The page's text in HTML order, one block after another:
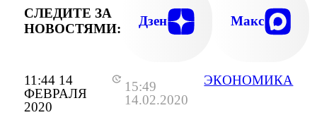
11:44 14
ФЕВРАЛЯ
2020
15:49
14.02.2020
ЭКОНОМИКА
СЛЕДИТЕ ЗА
НОВОСТЯМИ:
Дзен Макс